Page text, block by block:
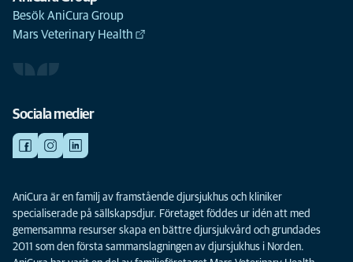
Besök AniCura Group
Mars Veterinary Health
Sociala medier
AniCura är en familj av framstående djursjukhus och kliniker
specialiserade på sällskapsdjur. Företaget föddes ur idén att med
gemensamma resurser skapa en bättre djursjukvård och grundades
2011 som den första sammanslagningen av djursjukhus i Norden.